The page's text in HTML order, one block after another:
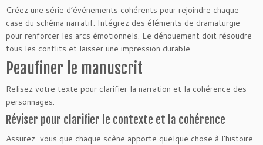
Créez une série d’événements cohérents pour rejoindre chaque
case du schéma narratif. Intégrez des éléments de dramaturgie
pour renforcer les arcs émotionnels. Le dénouement doit résoudre
tous les conflits et laisser une impression durable.
Peaufiner le manuscrit
Relisez votre texte pour clarifier la narration et la cohérence des
personnages.
Réviser pour clarifier le contexte et la cohérence
Assurez-vous que chaque scène apporte quelque chose à l’histoire.